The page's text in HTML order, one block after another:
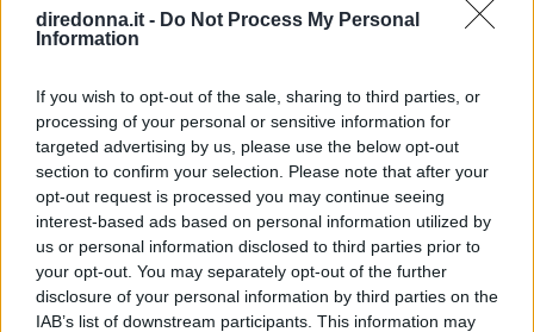
diredonna.it - Do Not Process My Personal
Information
If you wish to opt-out of the sale, sharing to third parties, or
processing of your personal or sensitive information for
targeted advertising by us, please use the below opt-out
section to confirm your selection. Please note that after your
opt-out request is processed you may continue seeing
interest-based ads based on personal information utilized by
us or personal information disclosed to third parties prior to
your opt-out. You may separately opt-out of the further
disclosure of your personal information by third parties on the
IAB’s list of downstream participants. This information may
GOSSIP
economici: i più belli di Zara,
Zalando, H&M, Mango e altri
Da Zara a H&M, passando per Mango e Stradivarius: la
bella stagione alle porte significa solo una cosa,
"cerimonie" e per arrivarci al meglio si può dare
un'occhiata nella sezione tailleur di questi brand.
NATASCIA_ALIBANI